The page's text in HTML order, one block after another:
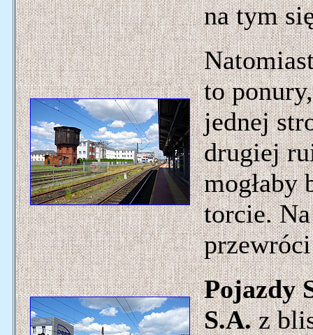
na tym
to
jednej
drugiej
mogłaby
torcie.
Pojazdy
S.A.z